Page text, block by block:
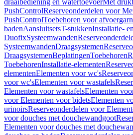
draaibediening en watertoevoerMet
PushControlReserveonderdelen voor
PushControlToebehoren voor
badenAansluitsetsT-stukkenInstallatie-
DuofixSysteemwanden
SysteemwandenDraagsystemen
DraagsystemenBeplatingenToebehoren
ToebehorenInstallatie-elementen
elementenElementen voor wc's
voor wc'sElementen voor wastafels
Elementen voor wastafelsElementen
voor Elementen voor bidetsElementen
urinoirsReserveonderdelen voor
voor douches met douchewandgoot
Elementen voor douches met